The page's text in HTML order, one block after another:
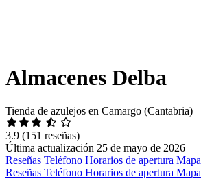
Almacenes Delba
Tienda de azulejos en Camargo (Cantabria)
3.9 (151 reseñas)
Última actualización 25 de mayo de 2026
Reseñas Teléfono Horarios de apertura Mapa
Reseñas Teléfono Horarios de apertura Mapa